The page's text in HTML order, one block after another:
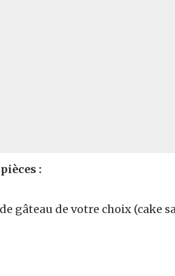
:
gâteau de votre choix (cake